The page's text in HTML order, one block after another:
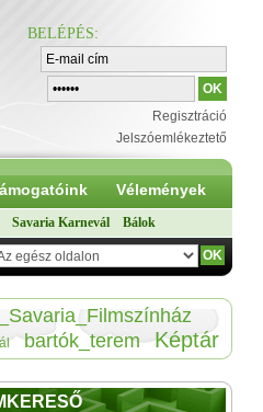
BELÉPÉS:
Regisztráció
Jelszóemlékeztető
Vélemények
Savaria Karnevál Bálok
bartók_terem Képtár